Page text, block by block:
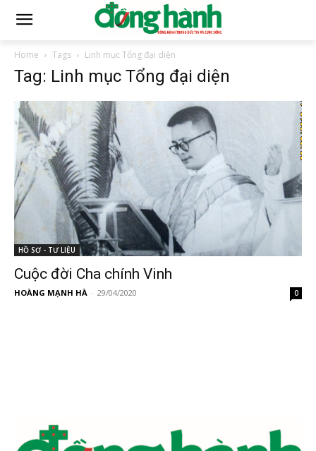
Home Tags Linh mục Tổng đại diện
Tag: Linh mục Tổng đại diện
HỒ SƠ - TƯ LIỆU
Cuộc đời Cha chính Vinh
HOÀNG MẠNH HÀ - 29/04/2020 0